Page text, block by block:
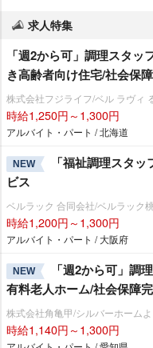
求人特集
「週2から可」調理スタ
き高齢者向け住宅/社会保
株式会社フジライフ/ベル ラヴィ
時給1,250円～1,300円
アルバイト・パート / 北海道
NEW
「福祉調理スタ
ビス
ベルラック 合同会社/ベルラック
時給1,200円～1,300円
アルバイト・パート / 大阪府
NEW
「週2から可」調
有料老人ホーム/社会保障
株式会社角亀甲/シルバーホーム
時給1,140円～1,300円